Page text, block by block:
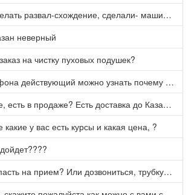
Подогнал сделать развал-схождение, сделали- машина уходит на право и колеса проверил все хорошо с атмосферами ужас как можно делать авто, не ужели не берегут свою репутацию, не советую.
неверный
на чистку пуховых подушек?
Номер телефона действующий можно узнать почему номер неправельный
Здравствуйте, есть в продаже? Есть доставка до Казани?
какие у вас есть курсы и какая цена, ?
как к вам попасть на прием? Или дозвониться, трубку не берете.